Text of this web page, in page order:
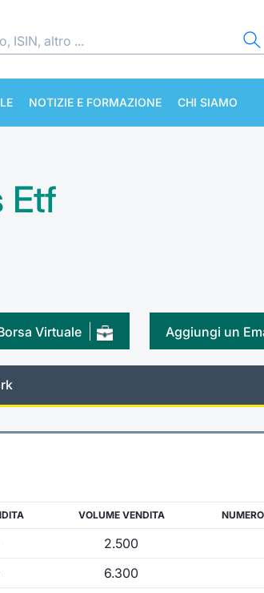
NOTIZIE E FORMAZIONE CHI SIAMO
Etf
Aggiungi un
Virtuale
VOLUME VENDITA
2.500
6.300